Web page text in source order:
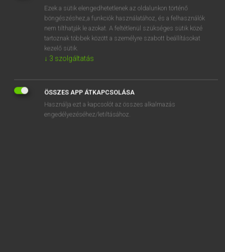
SZOTAR.NET APPLIKÁCIÓ
ONLINE NYELVVIZSGA
Ezek a sütik elengedhetetlenek az oldalunkon történő
böngészéshez,a funkciók használatához, és a felhasználók
nem tilthatják le azokat. A feltétlenül szükséges sütik közé
tartoznak többek között a személyre szabott beállításokat
kezelő sütik.
↓ 3 szolgáltatás
ÖSSZES APP ÁTKAPCSOLÁSA
Használja ezt a kapcsolót az összes alkalmazás
engedélyezéséhez/letiltásához.